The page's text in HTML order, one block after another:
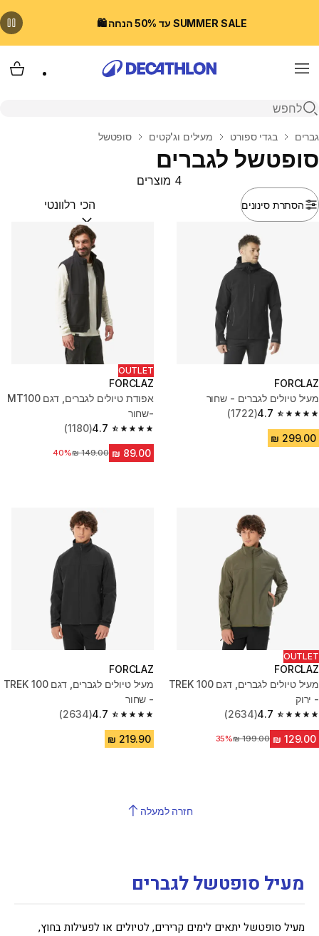
SUMMER SALE עד 50% הנחה 🛍️
Menu
פתיחת חיפוש
בית
גברים בגדי ספורט מעילים וג'קטים סופטשל
סופטשל לגברים
הסתרת סינונים
4 מוצרים
מיין לפי:(optional)
FORCLAZ
מעיל טיולים לגברים - שחור
4.7
4.7 out of 5 stars from 1722 reviews
(1722)
OUTLET
FORCLAZ
אפודת טיולים לגברים, דגם MT100
-שחור
4.7
4.7 out of 5 stars from 1180 reviews
(1180)
מחיר לפני הנחה‏149.00 ₪
40%
OUTLET
FORCLAZ
מעיל טיולים לגברים, דגם TREK 100
- ירוק
4.7
4.7 out of 5 stars from 2634 reviews
(2634)
מחיר לפני הנחה
35%
FORCLAZ
מעיל טיולים לגברים, דגם TREK 100
- שחור
4.7
4.7 out of 5 stars from 2634 reviews
(2634)
חזרה למעלה
מעיל סופטשל לגברים
מעיל סופטשל יתאים לימים קרירים, לטיולים או לפעילות בחוץ,